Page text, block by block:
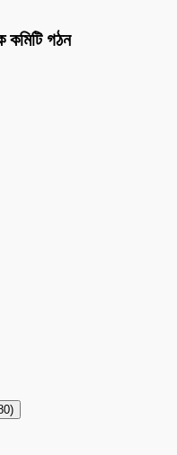
কমিটি গঠন